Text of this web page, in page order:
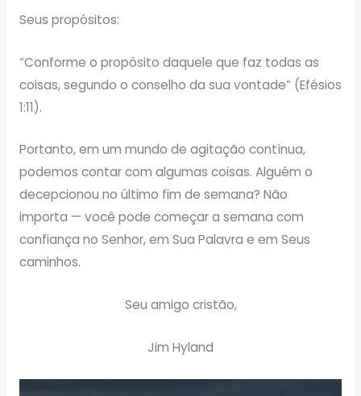
Seus propósitos:
“Conforme o propósito daquele que faz todas as
coisas, segundo o conselho da sua vontade” (Efésios
1:11).
Portanto, em um mundo de agitação contínua,
podemos contar com algumas coisas. Alguém o
decepcionou no último fim de semana? Não
importa — você pode começar a semana com
confiança no Senhor, em Sua Palavra e em Seus
caminhos.
Seu amigo cristão,
Jim Hyland